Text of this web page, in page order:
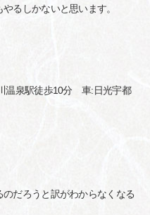
るしかないと思います。
温泉駅徒歩10分 車:日光宇都
だろうと訳がわからなくなる